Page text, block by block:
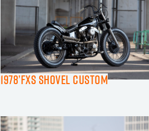
1978’FXS SHOVEL CUSTOM